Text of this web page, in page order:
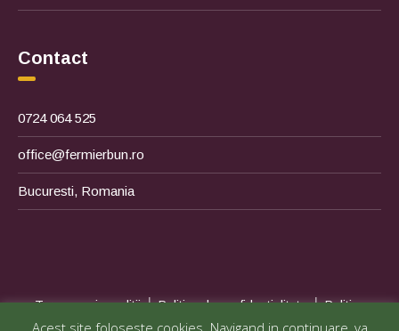
Contact
0724 064 525
office@fermierbun.ro
Bucuresti, Romania
Termene si conditii|Politica de confidentialitate|Politica
Acest site foloseste cookies. Navigand in continuare, va